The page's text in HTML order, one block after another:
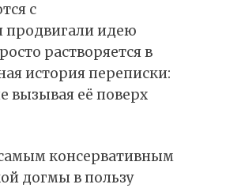
с
продвигали идею
растворяется в
история переписки:
вызывая её поверх
консервативным
догмы в пользу